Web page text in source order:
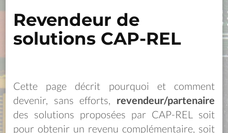
Revendeur de
solutions CAP-REL
Cette page décrit pourquoi et comment
devenir, sans efforts, revendeur/partenaire
des solutions proposées par CAP-REL soit
pour obtenir un revenu complémentaire, soit